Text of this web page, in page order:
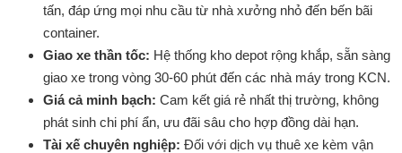
tấn, đáp ứng mọi nhu cầu từ nhà xưởng nhỏ đến bến bãi
container.
Giao xe thần tốc: Hệ thống kho depot rộng khắp, sẵn sàng
giao xe trong vòng 30-60 phút đến các nhà máy trong KCN.
Giá cả minh bạch: Cam kết giá rẻ nhất thị trường, không
phát sinh chi phí ẩn, ưu đãi sâu cho hợp đồng dài hạn.
Tài xế chuyên nghiệp: Đối với dịch vụ thuê xe kèm vận